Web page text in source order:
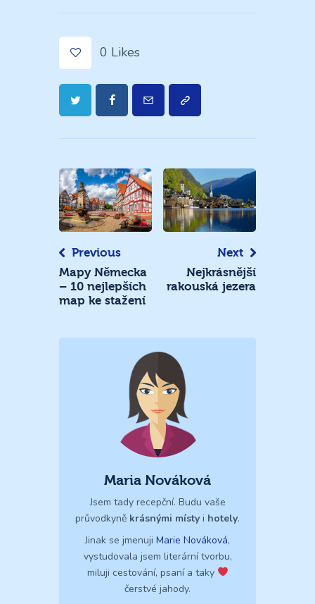
0 Likes
Navigace
pro
příspěvek
Previous
Mapy Německa
– 10 nejlepších
map ke stažení
Next
Nejkrásnější
rakouská jezera
Maria Nováková
Jsem tady recepční. Budu vaše
průvodkyně krásnými místy i hotely.
Jinak se jmenuji Marie Nováková,
vystudovala jsem literární tvorbu,
miluji cestování, psaní a taky
čerstvé jahody.